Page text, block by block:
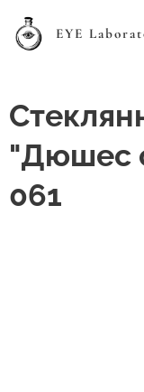
EYE
"Дюшес
061